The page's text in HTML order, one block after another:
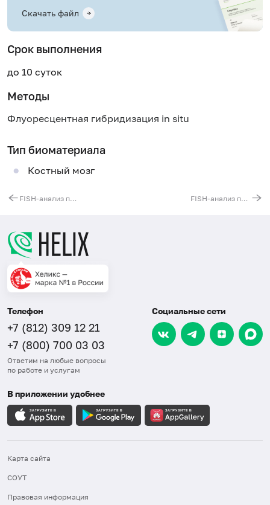
Скачать файл
Срок выполнения
до 10 суток
Методы
Флуоресцентная гибридизация in situ
Тип биоматериала
Костный мозг
FISH-анализ перестроек 5-й хромосомы FISH-анализ перестроек ATM гена
Телефон
+7 (812) 309 12 21
+7 (800) 700 03 03
Ответим на любые вопросы
по работе и услугам
Социальные сети
В приложении удобнее
Карта сайта
СОУТ
Правовая информация